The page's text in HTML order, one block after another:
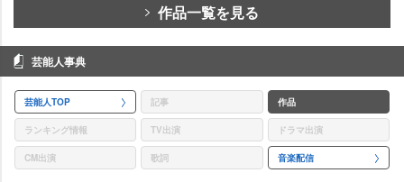
作品一覧を見る
芸能人事典
芸能人TOP 記事 作品
ランキング情報 TV出演 ドラマ出演
CM出演 歌詞 音楽配信